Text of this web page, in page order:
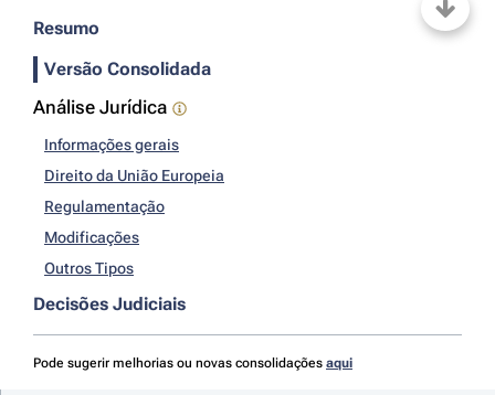
Resumo
Versão Consolidada
Análise Jurídica
Informações gerais
Direito da União Europeia
Regulamentação
Modificações
Outros Tipos
Decisões Judiciais
Pode sugerir melhorias ou novas consolidações aqui